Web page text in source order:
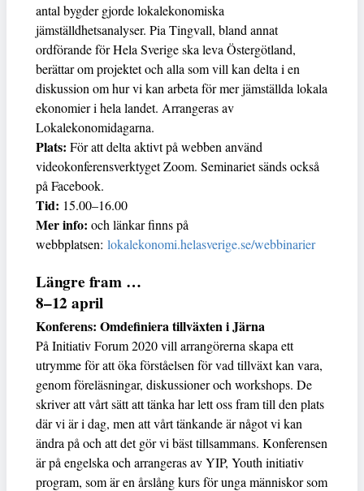
antal bygder gjorde lokalekonomiska
jämställdhetsanalyser. Pia Tingvall, bland annat
ordförande för Hela Sverige ska leva Östergötland,
berättar om projektet och alla som vill kan delta i en
diskussion om hur vi kan arbeta för mer jämställda lokala
ekonomier i hela landet. Arrangeras av
Lokalekonomidagarna.
Plats: För att delta aktivt på webben använd
videokonferensverktyget Zoom. Seminariet sänds också
på Facebook.
Tid: 15.00–16.00
Mer info: och länkar finns på
webbplatsen: lokalekonomi.helasverige.se/webbinarier
Längre fram …
8–12 april
Konferens: Omdefiniera tillväxten i Järna
På Initiativ Forum 2020 vill arrangörerna skapa ett
utrymme för att öka förståelsen för vad tillväxt kan vara,
genom föreläsningar, diskussioner och workshops. De
skriver att vårt sätt att tänka har lett oss fram till den plats
där vi är i dag, men att vårt tänkande är något vi kan
ändra på och att det gör vi bäst tillsammans. Konferensen
är på engelska och arrangeras av YIP, Youth initiativ
program, som är en årslång kurs för unga människor som